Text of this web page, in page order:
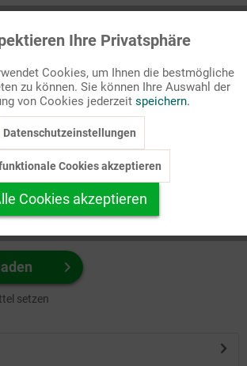
Ihr Produktformat aus.
Weiß-Grafik, mit/ohne Text ...
setzen
Aktiv
Inaktiv
Inaktiv
Ihre Privatsphäre
Cookies, um Ihnen die bestmögliche
zu können. Sie können Ihre Auswahl der
von Cookies jederzeit speichern.
Datenschutzeinstellungen
Cookies akzeptieren
Cookies akzeptieren